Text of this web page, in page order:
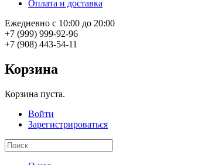
Оплата и доставка
Ежедневно с 10:00 до 20:00
+7 (999) 999-92-96
+7 (908) 443-54-11
Корзина
Корзина пуста.
Войти
Зарегистрироваться